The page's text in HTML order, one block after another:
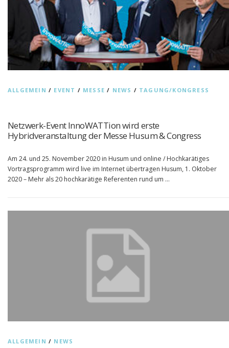
ALLGEMEIN / EVENT / MESSE / NEWS / TAGUNG/KONGRESS
Netzwerk-Event InnoWATTion wird erste
Hybridveranstaltung der Messe Husum & Congress
Am 24. und 25. November 2020 in Husum und online / Hochkarätiges
Vortragsprogramm wird live im Internet übertragen Husum, 1. Oktober
2020 – Mehr als 20 hochkarätige Referenten rund um …
ALLGEMEIN / NEWS